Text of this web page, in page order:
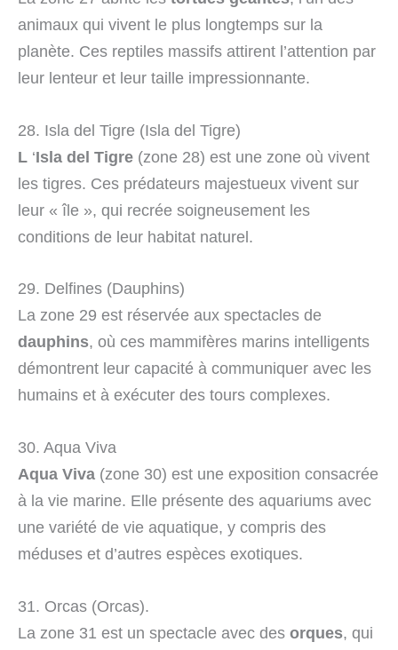
animaux qui vivent le plus longtemps sur la
planète. Ces reptiles massifs attirent l’attention par
leur lenteur et leur taille impressionnante.
28. Isla del Tigre (Isla del Tigre)
L ‘Isla del Tigre (zone 28) est une zone où vivent
les tigres. Ces prédateurs majestueux vivent sur
leur « île », qui recrée soigneusement les
conditions de leur habitat naturel.
29. Delfines (Dauphins)
La zone 29 est réservée aux spectacles de
dauphins, où ces mammifères marins intelligents
démontrent leur capacité à communiquer avec les
humains et à exécuter des tours complexes.
30. Aqua Viva
Aqua Viva (zone 30) est une exposition consacrée
à la vie marine. Elle présente des aquariums avec
une variété de vie aquatique, y compris des
méduses et d’autres espèces exotiques.
31. Orcas (Orcas).
La zone 31 est un spectacle avec des orques, qui